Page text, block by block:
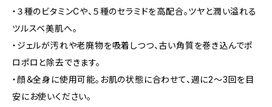
・３種のビタミンCや、５種のセラミドを高配合。ツヤと潤い溢れる
ツルスベ美肌へ。
・ジェルが汚れや老廃物を吸着しつつ、古い角質を巻き込んでポ
ロポロと除去できます。
・顔＆全身に使用可能。お肌の状態に合わせて、週に2～3回を目
安にお使いください。